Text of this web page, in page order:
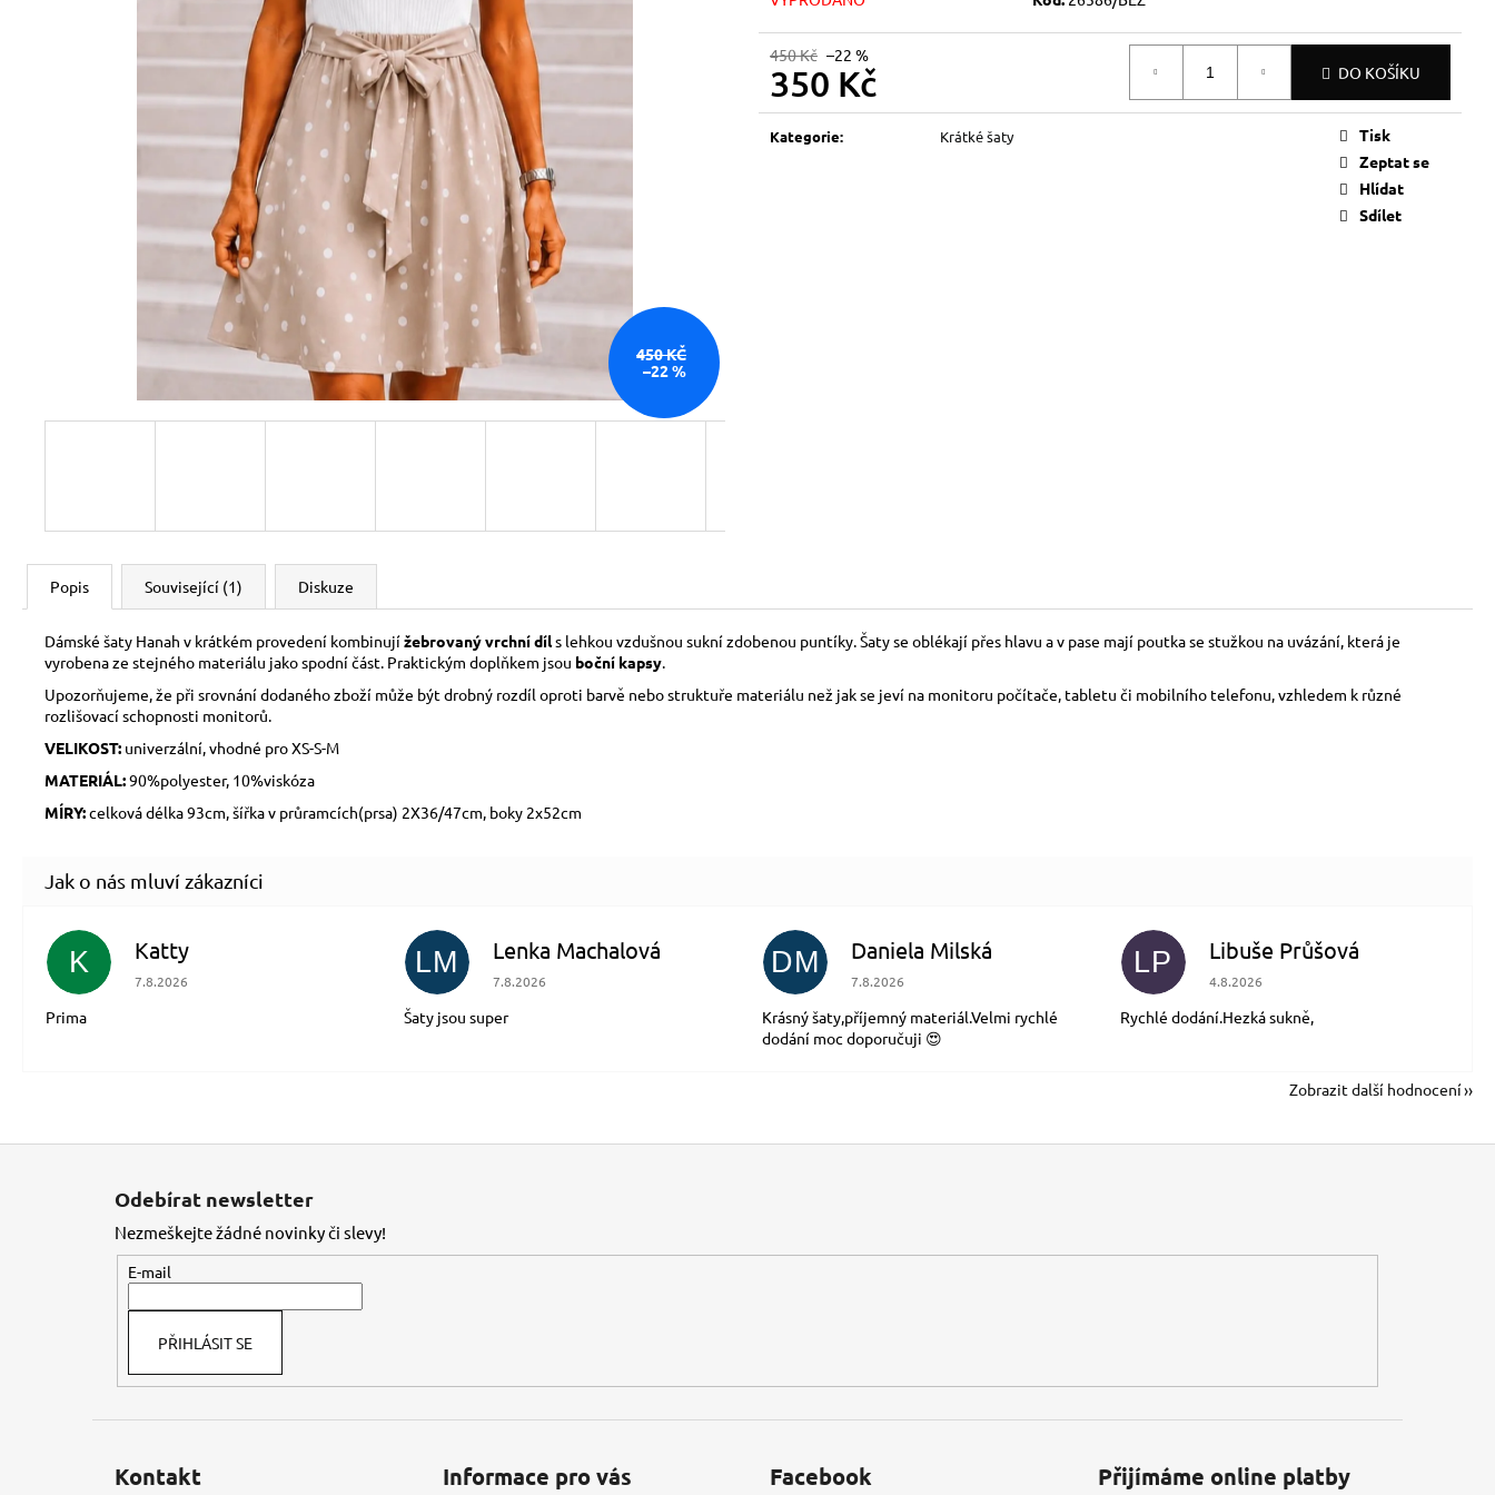
450 Kč –22 %
350 Kč
Měrná
cena:
DO KOŠÍKU
Kategorie: Krátké šaty
Tisk
Zeptat se
Hlídat
Sdílet
450 KČ
–22 %
Popis Související (1) Diskuze
Dámské šaty Hanah v krátkém provedení kombinujížebrovaný vrchní díls lehkou vzdušnou sukní zdobenou puntíky. Šaty se oblékají přes hlavu a v pase mají poutka se stužkou na uvázání, která je
vyrobena ze stejného materiálu jako spodní část. Praktickým doplňkem jsou boční kapsy.
Upozorňujeme, že při srovnání dodaného zboží může být drobný rozdíl oproti barvě nebo struktuře materiálu než jak se jeví na monitoru počítače, tabletu či mobilního telefonu, vzhledem k různé
rozlišovací schopnosti monitorů.
VELIKOST: univerzální, vhodné pro XS-S-M
MATERIÁL:90%polyester, 10%viskóza
MÍRY:celková délka 93cm, šířka v průramcích(prsa) 2X36/47cm, boky 2x52cm
K Katty
Hodnocení obchodu je 5 z 5 hvězdiček.
7.8.2026
Prima
LM Lenka Machalová
Hodnocení obchodu je 5 z 5 hvězdiček.
7.8.2026
Šaty jsou super
DM Daniela Milská
Hodnocení obchodu je 5 z 5 hvězdiček.
7.8.2026
Krásný šaty,příjemný materiál.Velmi rychlé
dodání moc doporučuji 😍
LP Libuše Průšová
Hodnocení obchodu je 5 z 5 hvězdiček.
4.8.2026
Rychlé dodání.Hezká sukně,
Zobrazit další hodnocení
Odebírat newsletter
Nezmeškejte žádné novinky či slevy!
E-mail
PŘIHLÁSIT SE
Kontakt Informace pro vás Facebook Přijímáme online platby